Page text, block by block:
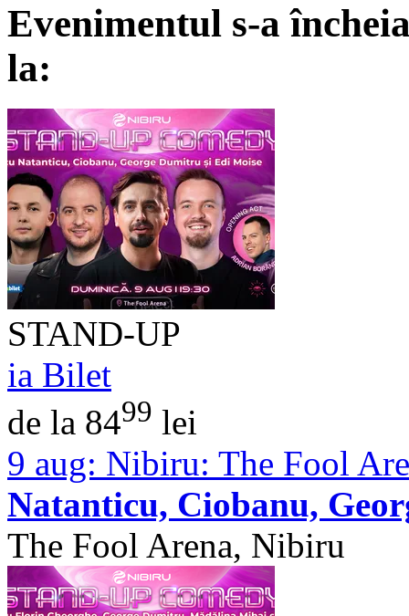
Evenimentul s-a
la:
STAND-UP
ia Bilet
de la 8499 lei
9 aug: Nibiru: The Fool
Natanticu, Ciobanu,
The Fool Arena, Nibiru